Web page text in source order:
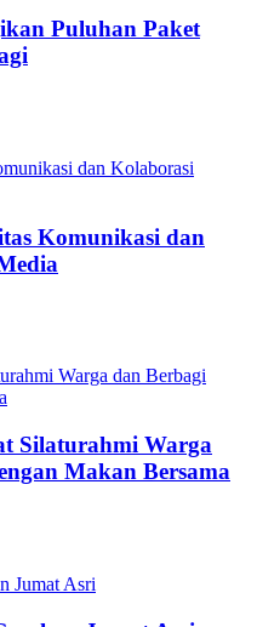
Puluhan Paket
Komunikasi dan
Silaturahmi Warga
Makan Bersama